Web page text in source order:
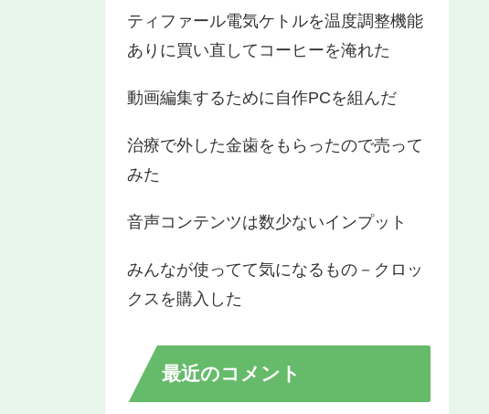
ティファール電気ケトルを温度調整機能
ありに買い直してコーヒーを淹れた
動画編集するために自作PCを組んだ
治療で外した金歯をもらったので売って
みた
音声コンテンツは数少ないインプット
みんなが使ってて気になるもの－クロッ
クスを購入した
最近のコメント